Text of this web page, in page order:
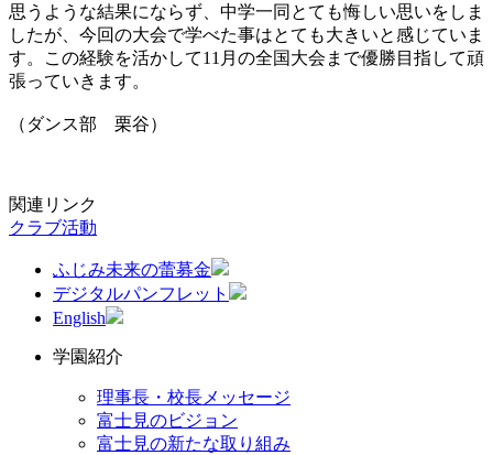
思うような結果にならず、中学一同とても悔しい思いをしま
したが、今回の大会で学べた事はとても大きいと感じていま
す。この経験を活かして11月の全国大会まで優勝目指して頑
張っていきます。
（ダンス部 栗谷）
関連リンク
クラブ活動
ふじみ未来の蕾募金
デジタルパンフレット
English
学園紹介
理事長・校長メッセージ
富士見のビジョン
富士見の新たな取り組み